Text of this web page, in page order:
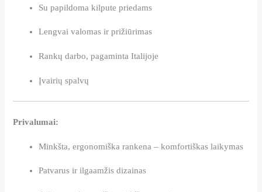
Su papildoma kilpute priedams
Lengvai valomas ir prižiūrimas
Rankų darbo, pagaminta Italijoje
Įvairių spalvų
Privalumai:
Minkšta, ergonomiška rankena – komfortiškas laikymas
Patvarus ir ilgaamžis dizainas